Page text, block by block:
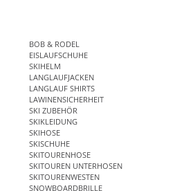
BOB & RODEL
EISLAUFSCHUHE
SKIHELM
LANGLAUFJACKEN
LANGLAUF SHIRTS
LAWINENSICHERHEIT
SKI ZUBEHÖR
SKIKLEIDUNG
SKIHOSE
SKISCHUHE
SKITOURENHOSE
SKITOUREN UNTERHOSEN
SKITOURENWESTEN
SNOWBOARDBRILLE